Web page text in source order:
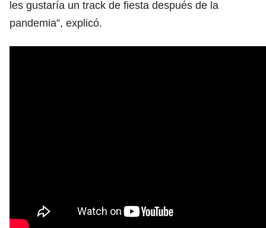
les gustaría un track de fiesta después de la
pandemia”, explicó.